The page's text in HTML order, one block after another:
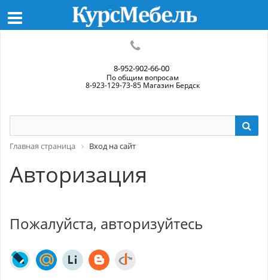
8-952-902-66-00
По общим вопросам
8-923-129-73-85 Магазин Бердск
Главная страница Вход на сайт
Авторизация
Пожалуйста, авторизуйтесь